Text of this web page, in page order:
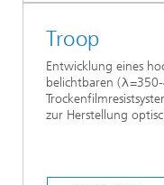
Troop
Entwicklung eines
belichtbaren
zur Herstellung